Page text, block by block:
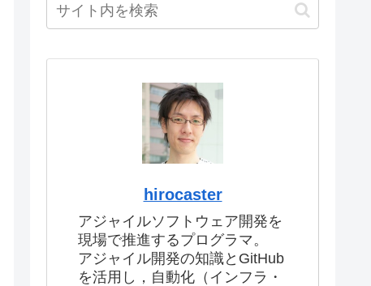
hirocaster
アジャイルソフトウェア開発を
現場で推進するプログラマ。
アジャイル開発の知識とGitHub
を活用し，自動化（インフラ・